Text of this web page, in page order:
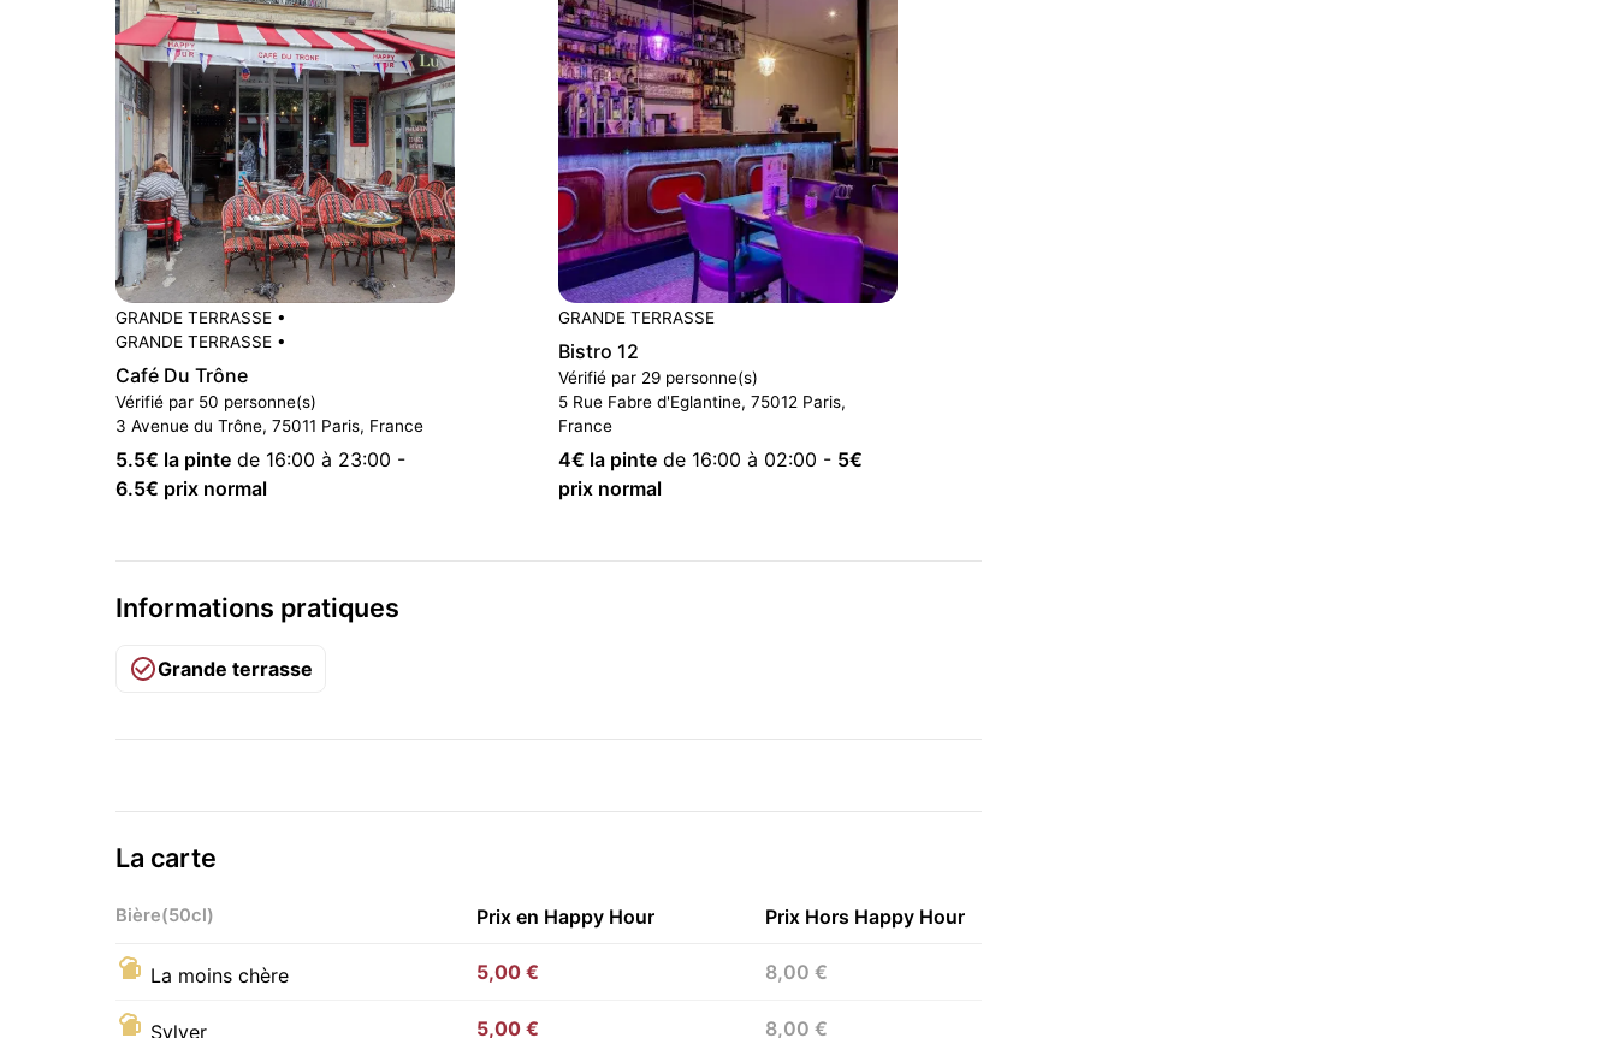
GRANDE TERRASSE •
GRANDE TERRASSE •
Café Du Trône
Vérifié par 50 personne(s)
3 Avenue du Trône, 75011 Paris, France
5.5€ la pinte de 16:00 à 23:00 -
6.5€ prix normal
GRANDE TERRASSE
Bistro 12
Vérifié par 29 personne(s)
5 Rue Fabre d'Eglantine, 75012 Paris,
France
4€ la pinte de 16:00 à 02:00 - 5€
prix normal
Informations pratiques
Grande terrasse
La carte
Bière(50cl) Prix en Happy Hour Prix Hors Happy Hour
La moins chère 5,00 € 8,00 €
Sylver 5,00 € 8,00 €